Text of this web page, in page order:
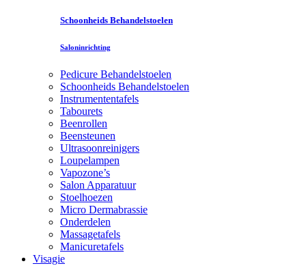
Schoonheids Behandelstoelen
Saloninrichting
Pedicure Behandelstoelen
Schoonheids Behandelstoelen
Instrumententafels
Tabourets
Beenrollen
Beensteunen
Ultrasoonreinigers
Loupelampen
Vapozone’s
Salon Apparatuur
Stoelhoezen
Micro Dermabrassie
Onderdelen
Massagetafels
Manicuretafels
Visagie